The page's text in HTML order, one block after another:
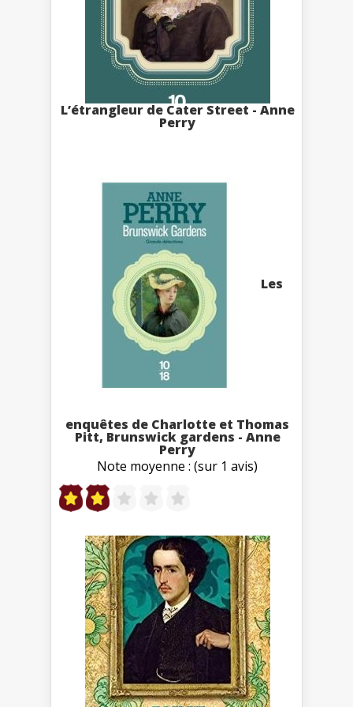
L’étrangleur de Cater Street - Anne
Perry
Les
enquêtes de Charlotte et Thomas
Pitt, Brunswick gardens - Anne
Perry
Note moyenne : (sur 1 avis)